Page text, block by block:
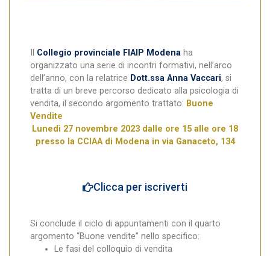
Collegio provinciale FIAIP Modena ha
organizzato una serie di incontri formativi, nell’arco
dell’anno, con la relatrice Dott.ssa Anna Vaccari, si
tratta di un breve percorso dedicato alla psicologia di
vendita, il secondo argomento trattato: Buone
Vendite
Lunedì 27 novembre 2023 dalle ore 15 alle ore 18
presso la CCIAA di Modena in via Ganaceto, 134
Clicca per iscriverti
Si conclude il ciclo di appuntamenti con il quarto
argomento “Buone vendite” nello specifico:
Le fasi del colloquio di vendita